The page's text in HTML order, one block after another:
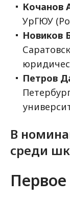
Кочанов
УрГЮУ
Новиков
Петров
В
среди